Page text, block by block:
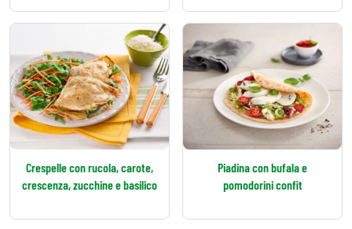
Crespelle con rucola, carote,
crescenza, zucchine e basilico
Piadina con bufala e
pomodorini confit